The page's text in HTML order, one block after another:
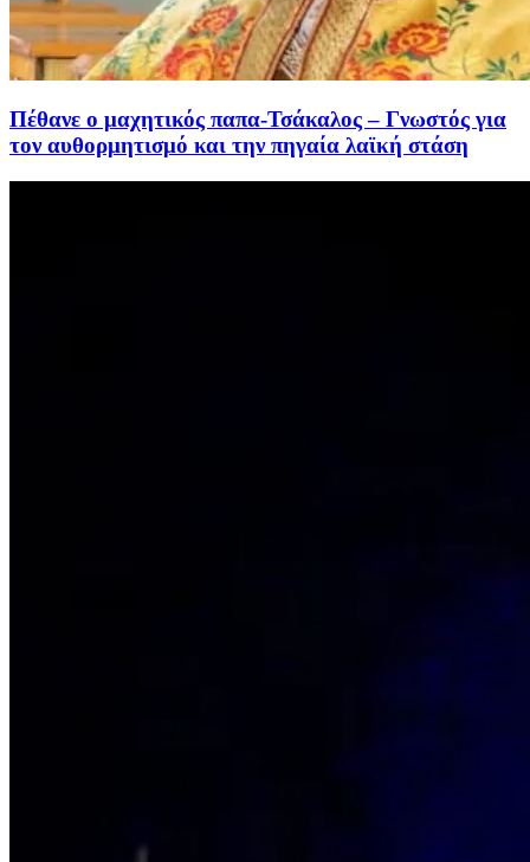
Πέθανε ο μαχητικός παπα-Τσάκαλος – Γνωστός για
τον αυθορμητισμό και την πηγαία λαϊκή στάση